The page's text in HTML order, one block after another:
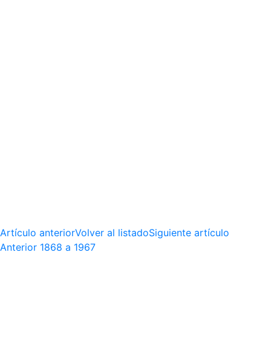
Artículo anteriorVolver al listadoSiguiente artículo
Anterior 1868 a 1967